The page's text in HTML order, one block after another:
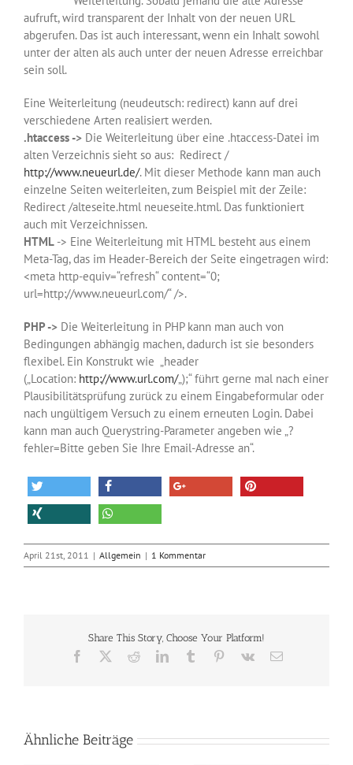
aufruft, wird transparent der Inhalt von der neuen URL
abgerufen. Das ist auch interessant, wenn ein Inhalt sowohl
unter der alten als auch unter der neuen Adresse erreichbar
sein soll.
Eine Weiterleitung (neudeutsch: redirect) kann auf drei
verschiedene Arten realisiert werden.
.htaccess -> Die Weiterleitung über eine .htaccess-Datei im
alten Verzeichnis sieht so aus: Redirect /
http://www.neueurl.de/. Mit dieser Methode kann man auch
einzelne Seiten weiterleiten, zum Beispiel mit der Zeile:
Redirect /alteseite.html neueseite.html. Das funktioniert
auch mit Verzeichnissen.
HTML -> Eine Weiterleitung mit HTML besteht aus einem
Meta-Tag, das im Header-Bereich der Seite eingetragen wird:
<meta http-equiv=“refresh“ content=“0;
url=http://www.neueurl.com/“ />.
PHP -> Die Weiterleitung in PHP kann man auch von
Bedingungen abhängig machen, dadurch ist sie besonders
flexibel. Ein Konstrukt wie „header
(„Location: http://www.url.com/„);“ führt gerne mal nach einer
Plausibilitätsprüfung zurück zu einem Eingabeformular oder
nach ungültigem Versuch zu einem erneuten Login. Dabei
kann man auch Querystring-Parameter angeben wie „?
fehler=Bitte geben Sie Ihre Email-Adresse an“.
April 21st, 2011 | Allgemein | 1 Kommentar
Share This Story, Choose Your Platform!
Facebook RedditLinkedInTumblr Pinterest
Vk
E-
Ähnliche Beiträge